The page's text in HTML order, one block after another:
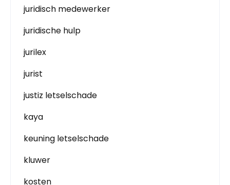
juridisch medewerker
juridische hulp
jurilex
jurist
justiz letselschade
kaya
keuning letselschade
kluwer
kosten